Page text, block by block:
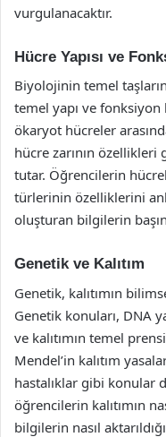
vurgulanacaktır.
Hücre Yapısı ve
Biyolojinin temel
temel yapı ve
ökaryot hücreler
hücre zarının
tutar. Öğrencilerin
türlerinin özelliklerini
oluşturan bilgilerin
Genetik ve Kalıtım
Genetik, kalıtımın
Genetik konuları, DNA
ve kalıtımın temel
Mendel’in kalıtım
hastalıklar gibi konular
öğrencilerin kalıtımın
bilgilerin nasıl